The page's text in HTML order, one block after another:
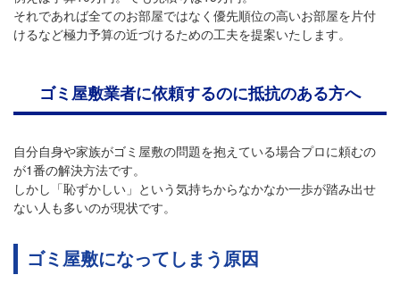
それであれば全てのお部屋ではなく優先順位の高いお部屋を片付
けるなど極力予算の近づけるための工夫を提案いたします。
ゴミ屋敷業者に依頼するのに抵抗のある方へ
自分自身や家族がゴミ屋敷の問題を抱えている場合プロに頼むの
が1番の解決方法です。
しかし「恥ずかしい」という気持ちからなかなか一歩が踏み出せ
ない人も多いのが現状です。
ゴミ屋敷になってしまう原因